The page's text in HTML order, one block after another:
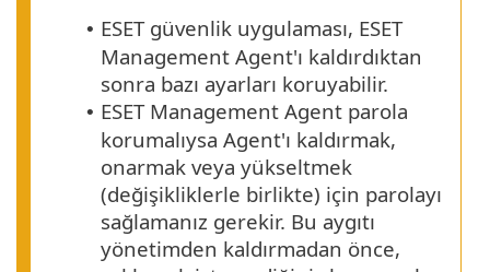
• ESET güvenlik uygulaması, ESET
Management Agent'ı kaldırdıktan
sonra bazı ayarları koruyabilir.
• ESET Management Agent parola
korumalıysa Agent'ı kaldırmak,
onarmak veya yükseltmek
(değişikliklerle birlikte) için parolayı
sağlamanız gerekir. Bu aygıtı
yönetimden kaldırmadan önce,